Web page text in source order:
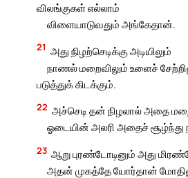
விலங்குகள் எல்லாம்
விளையாடுவதும் அங்கேதான்.
21 அது நிழற்செடிக்கு அடியிலும்
நாணல் மறைவிலும் உளைச்
படுத்துக் கிடக்கும்.
22 அச்செடி தன் நிழலால் அதை
ஓடையின் அலரி அதைச் சூழ்ந்து
23 ஆறு புரண்டோடினும் அது
அதன் முகத்தே யோர்தான்